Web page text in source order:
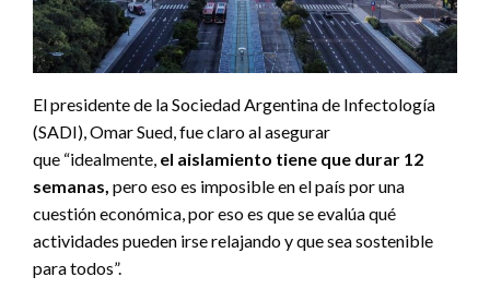
El presidente de la Sociedad Argentina de Infectología
(SADI), Omar Sued, fue claro al asegurar
que “idealmente, el aislamiento tiene que durar 12
semanas, pero eso es imposible en el país por una
cuestión económica, por eso es que se evalúa qué
actividades pueden irse relajando y que sea sostenible
para todos”.